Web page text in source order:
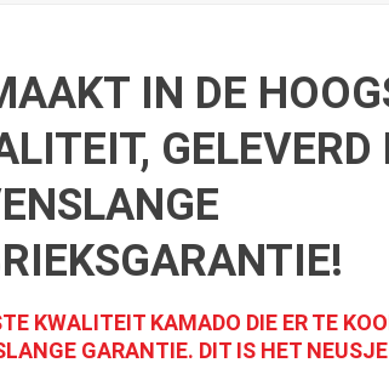
IN DE
GELEVERD
KWALITEIT KAMADO DIE ER TE
GARANTIE. DIT IS HET